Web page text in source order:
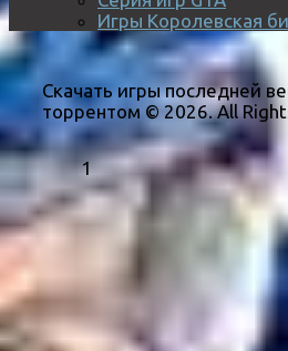
Игры Королевская
Скачать игры последней
торрентом © 2026. All
1